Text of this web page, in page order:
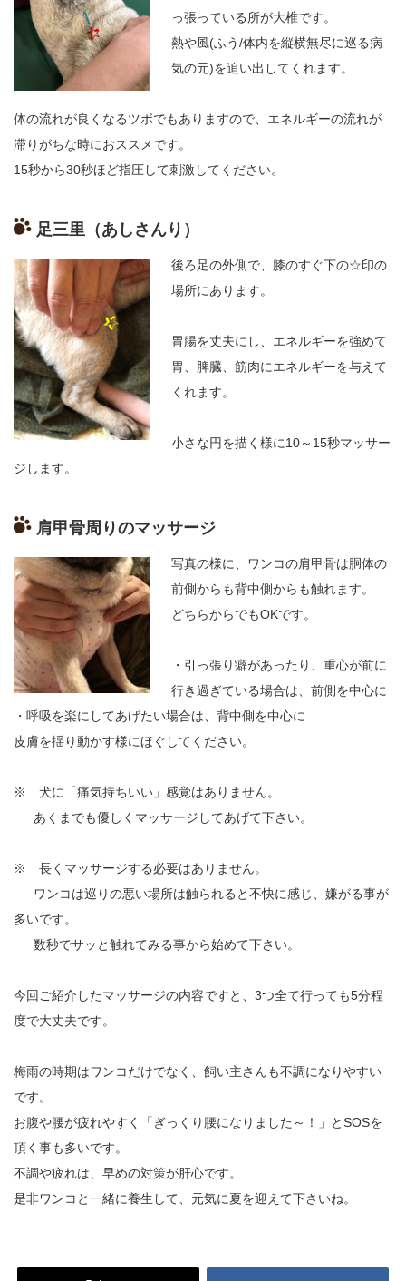
っ張っている所が大椎です。
熱や風(ふう/体内を縦横無尽に巡る病
気の元)を追い出してくれます。
体の流れが良くなるツボでもありますので、エネルギーの流れが
滞りがちな時におススメです。
15秒から30秒ほど指圧して刺激してください。
足三里（あしさんり）
後ろ足の外側で、膝のすぐ下の☆印の
場所にあります。
胃腸を丈夫にし、エネルギーを強めて
胃、脾臓、筋肉にエネルギーを与えて
くれます。
小さな円を描く様に10～ 15秒マッサー
ジします。
肩甲骨周りのマッサージ
写真の様に、ワンコの肩甲骨は胴体の
前側からも背中側からも触れます。
どちらからでもOKです。
・引っ張り癖があったり、重心が前に
行き過ぎている場合は、前側を中心に
・呼吸を楽にしてあげたい場合は、背中側を中心に
皮膚を揺り動かす様にほぐしてください。
※ 犬に「痛気持ちいい」感覚はありません。
あくまでも優しくマッサージしてあげて下さい。
※ 長くマッサージする必要はありません。
ワンコは巡りの悪い場所は触られると不快に感じ、嫌がる事が
多いです。
数秒でサッと触れてみる事から始めて下さい。
今回ご紹介したマッサージの内容ですと、 3つ全て行っても5分程
度で大丈夫です。
梅雨の時期はワンコだけでなく、飼い主さんも不調になりやすい
です。
お腹や腰が疲れやすく「ぎっくり腰になりました～！」とSOSを
頂く事も多いです。
不調や疲れは、早めの対策が肝心です。
是非ワンコと一緒に養生して、元気に夏を迎えて下さいね。